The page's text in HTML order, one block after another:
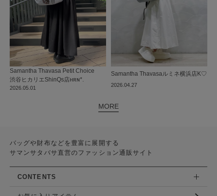
2026.05.01
Samantha Thavasa Petit Choice
渋谷ヒカリエShinQs店ʜʀɴ*.
2026.04.27
Samantha Thavasaルミネ横浜店K♡
MORE
バッグや財布などを豊富に展開する
サマンサタバサ直営のファッション通販サイト
CONTENTS